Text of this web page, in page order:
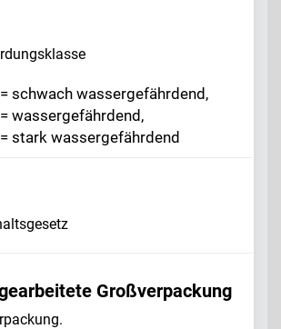
schwach wassergefährdend,
wassergefährdend,
stark wassergefährdend
Großverpackung